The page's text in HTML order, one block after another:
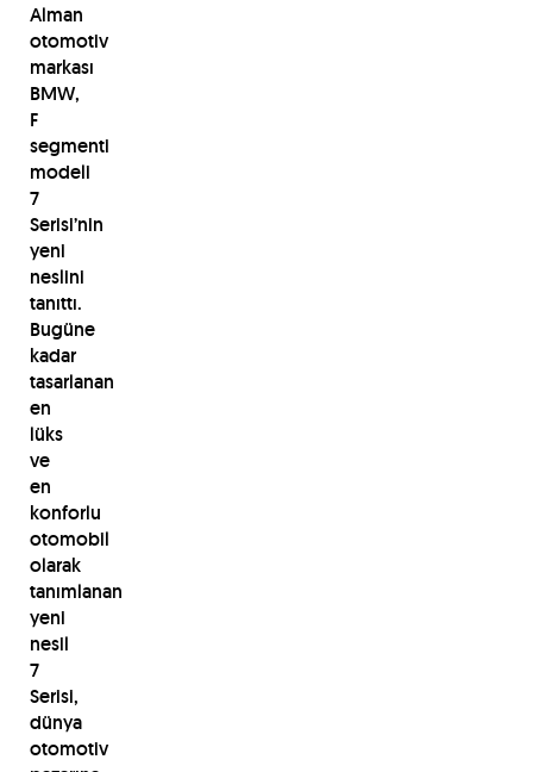
Alman
otomotiv
markası
BMW,
F
segmenti
modeli
7
Serisi’nin
yeni
neslini
tanıttı.
Bugüne
kadar
tasarlanan
en
lüks
ve
en
konforlu
otomobil
olarak
tanımlanan
yeni
nesil
7
Serisi,
dünya
otomotiv